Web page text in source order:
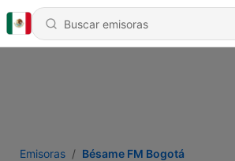
Emisoras Bésame FM Bogotá